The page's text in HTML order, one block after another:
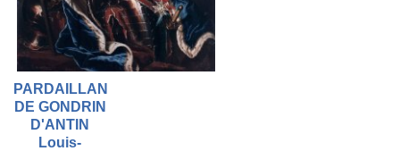
PARDAILLAN
DE GONDRIN
D'ANTIN
Louis-